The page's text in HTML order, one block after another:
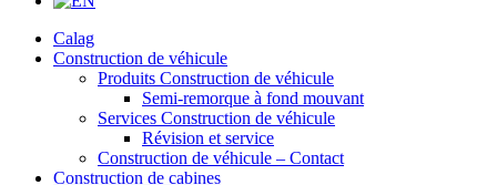
Calag
Construction de véhicule
Produits Construction de véhicule
Semi-remorque à fond mouvant
Services Construction de véhicule
Révision et service
Construction de véhicule – Contact
Construction de cabines